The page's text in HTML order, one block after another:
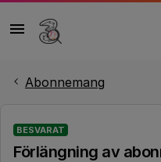
Abonnemang
BESVARAT
Förlängning av